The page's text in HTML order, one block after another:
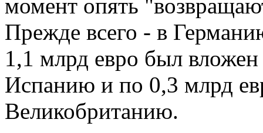
момент опять
Прежде всего - в
1,1 млрд евро был
Испанию и по 0,3 млрд
Великобританию.